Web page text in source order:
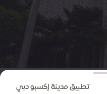
المجتمع
تطبيق مدينة إكسبو دبي